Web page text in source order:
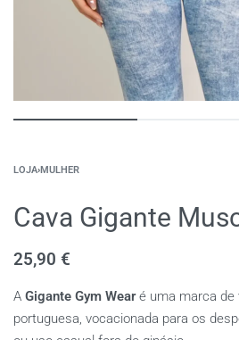
LOJA›MULHER
Cava Gigante
25,90 €
A Gigante Gym Wearé uma marca de
portuguesa, vocacionada para os